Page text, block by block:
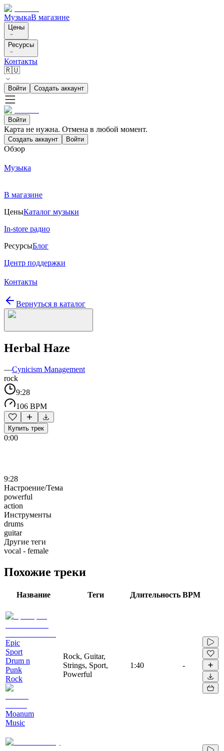
МузыкаВ магазине
Цены
Ресурсы
Контакты
🇷🇺
Войти Создать аккаунт
Войти
Карта не нужна. Отмена в любой момент.
Создать аккаунт Войти
Обзор
Музыка
В магазине
ЦеныКаталог музыки
In-store радио
РесурсыБлог
Центр поддержки
Контакты
Вернуться в каталог
Herbal Haze
—Cynicism Management
rock
9:28
106 BPM
Купить трек
0:00
9:28
Настроение/Тема
powerful
action
Инструменты
drums
guitar
Другие теги
vocal - female
Похожие треки
Название Теги Длительность BPM
Epic
Sport
Drum n
Punk
Rock
Moanum
Music
Rock, Guitar,
Strings, Sport,
Powerful
1:40 -